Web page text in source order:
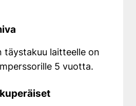
seinään
täystakuu laitteelle on
5 vuotta.